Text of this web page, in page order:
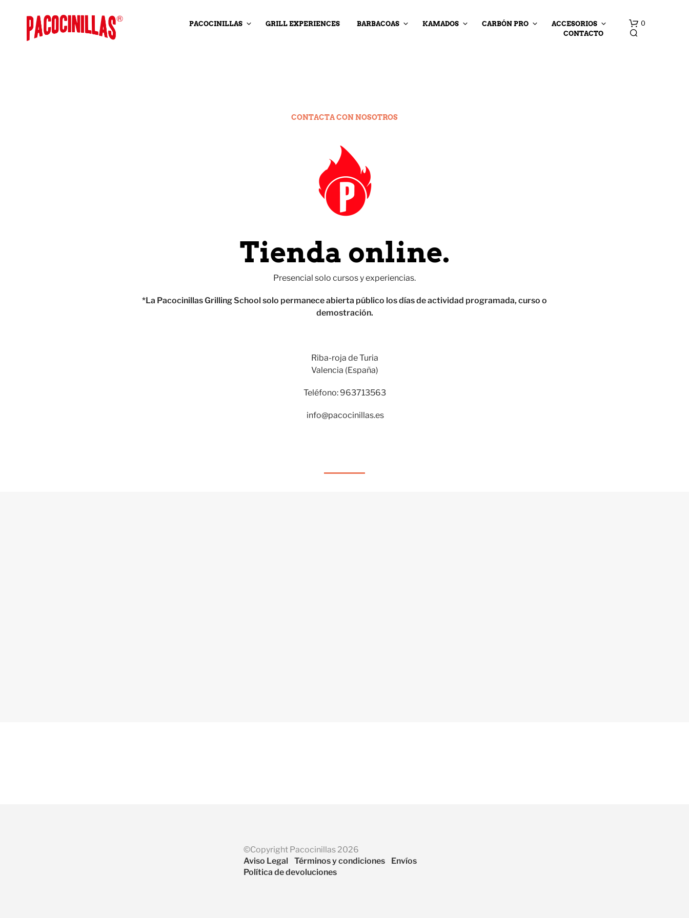
PACOCINILLAS GRILL EXPERIENCES BARBACOAS KAMADOS CARBÓN PRO
ACCESORIOS
CONTACTO
0
CONTACTA CON NOSOTROS
Tienda online.
Presencial solo cursos y experiencias.
*La Pacocinillas Grilling School solo permanece abierta público los días de actividad programada, curso o
demostración.
Riba-roja de Turia
Valencia (España)
Teléfono: 963713563
info@pacocinillas.es
©Copyright Pacocinillas 2026
Aviso Legal
Términos y condiciones
Envíos
Política de devoluciones